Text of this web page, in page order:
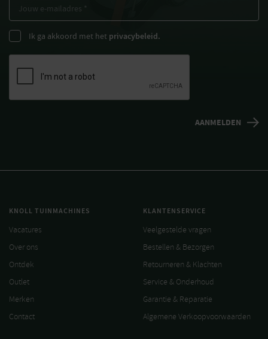
Ik ga akkoord met het privacybeleid.
KNOLL TUINMACHINES
Vacatures
Over ons
Ontdek
Outlet
Merken
Contact
KLANTENSERVICE
Veelgestelde vragen
Bestellen & Bezorgen
Retourneren & Klachten
Service & Onderhoud
Garantie & Reparatie
Algemene Verkoopvoorwaarden